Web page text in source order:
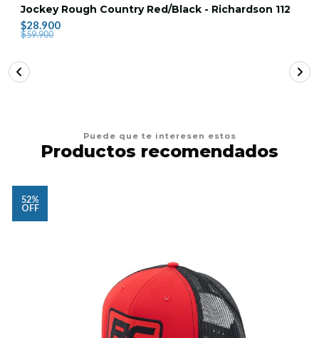
Jockey Rough Country Red/Black - Richardson 112
$28.900
$59.900
Puede que te interesen estos
Productos recomendados
52%
OFF